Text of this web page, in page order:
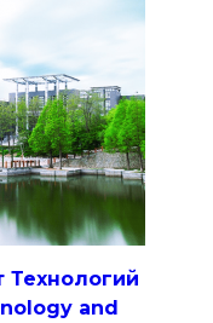
Технологий
and